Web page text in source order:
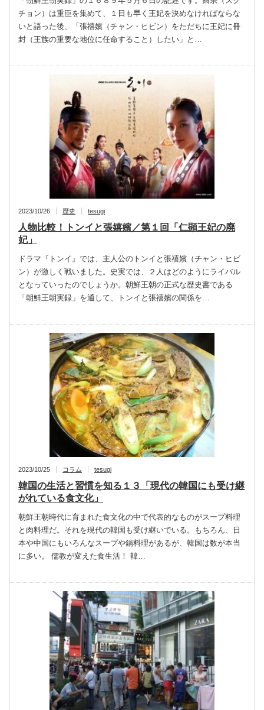
チョン）は重臣を集めて、１日も早く王妃を決めなければならな
いと語った後、「張禧嬪（チャン・ヒビン）をただちに王妃に冊
封（王族の重要な地位に任命すること）したい」と…
2023/10/26 歴史 tesugi
人物比較！トンイと張嬉嬪／第１回「仁顕王妃の廃
妃」
ドラマ『トンイ』では、主人公のトンイと張禧嬪（チャン・ヒビ
ン）が激しく戦いました。史実では、２人はどのようにライバル
となっていったのでしょうか。朝鮮王朝の正式な歴史書である
「朝鮮王朝実録」を通して、トンイと張禧嬪の関係を…
2023/10/25 コラム tesugi
韓国の生活と習慣を知る１３「現代の韓国にも受け継
がれている食文化」
朝鮮王朝時代に育まれた食文化の中で代表的なものがスープ料理
と肉料理だ。それを現代の韓国も受け継いでいる。もちろん、日
本や中国にもいろんなスープや鍋料理があるが、韓国は数が本当
に多い。 儒教が変えた食生活！ 韓…